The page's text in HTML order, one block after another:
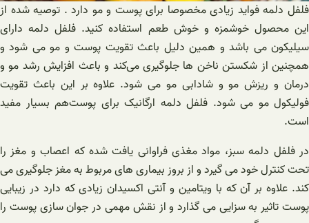
فلفل دلمه فواید زیادی مخصوصا برای پوست و مو دارد . توصیه شده از
این محصول خوشمزه و خوش طعم استفاده کنید. فلفل دلمه دارای
سیلیکون می باشد و همین دلیل باعث تقویت پوست و مو می شود و
همچنین از شکستن ناخن ها جلوگیری می‌کند و باعث افزایش رشد مو و
درمان و ریزش مو و شادابی مو می شود. علاوه بر این باعث تقویت
فولیکول مو می شود. فلفل دلمه ارگانیک برای پوست‌هم بسیار مفید
است.
در فلفل دلمه سبز، مواد مغذی فراوانی یافت شده که اعصاب و مغز را
تحت کنترل خود می گیرد و از بروز بیماری های مربوط به مغز جلوگیری می
کند. علاوه بر آن که با ویتامین و آنتی اکسیدان زیادی که دارد در زیبایی
پوست تاثیر به سزایی می گذارد و از نقش مهمی در جوان سازی پوست را